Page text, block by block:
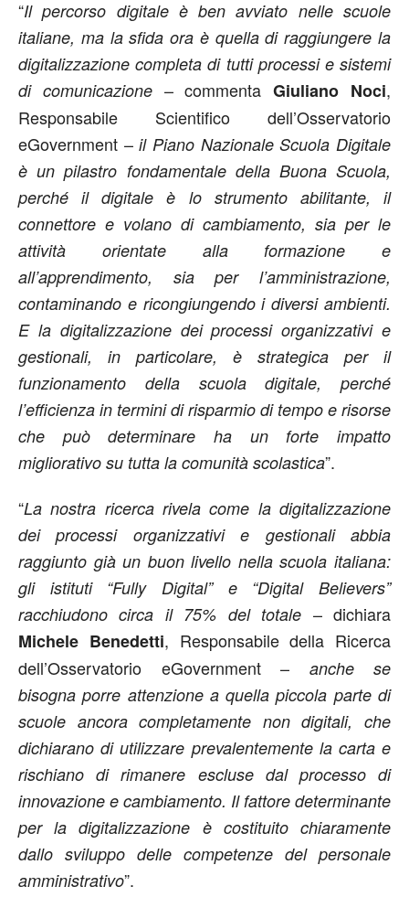
“Il percorso digitale è ben avviato nelle scuole
italiane, ma la sfida ora è quella di raggiungere la
digitalizzazione completa di tutti processi e sistemi
di comunicazione– commentaGiuliano Noci,
Responsabile Scientifico dell’Osservatorio
eGovernment –il Piano Nazionale Scuola Digitale
è un pilastro fondamentale della Buona Scuola,
perché il digitale è lo strumento abilitante, il
connettore e volano di cambiamento, sia per le
attività orientate alla formazione e
all’apprendimento, sia per l’amministrazione,
contaminando e ricongiungendo i diversi ambienti.
E la digitalizzazione dei processi organizzativi e
gestionali, in particolare, è strategica per il
funzionamento della scuola digitale, perché
l’efficienza in termini di risparmio di tempo e risorse
che può determinare ha un forte impatto
migliorativo su tutta la comunità scolastica”.
“La nostra ricerca rivela come la digitalizzazione
dei processi organizzativi e gestionali abbia
raggiunto già un buon livello nella scuola italiana:
gli istituti “Fully Digital” e “Digital Believers”
racchiudono circa il 75% del totale – dichiara
Michele Benedetti, Responsabile della Ricerca
dell’Osservatorio eGovernment – anche se
bisogna porre attenzione a quella piccola parte di
scuole ancora completamente non digitali, che
dichiarano di utilizzare prevalentemente la carta e
rischiano di rimanere escluse dal processo di
innovazione e cambiamento. Il fattore determinante
per la digitalizzazione è costituito chiaramente
dallo sviluppo delle competenze del personale
amministrativo”.